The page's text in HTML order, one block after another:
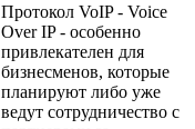
Протокол VoIP - Voice
Over IP - особенно
привлекателен для
бизнесменов, которые
планируют либо уже
ведут сотрудничество с